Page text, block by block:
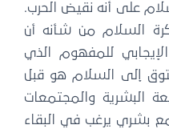
على أنه نقيض الحرب.
السلام من شأنه أن
للمفهوم الذي
إلى السلام هو قبل
البشرية والمجتمعات
بشري يرغب في البقاء